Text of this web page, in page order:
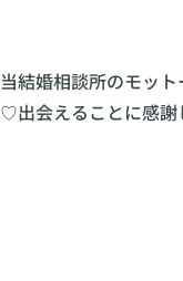
当結婚相談所のモット
♡出会えることに感